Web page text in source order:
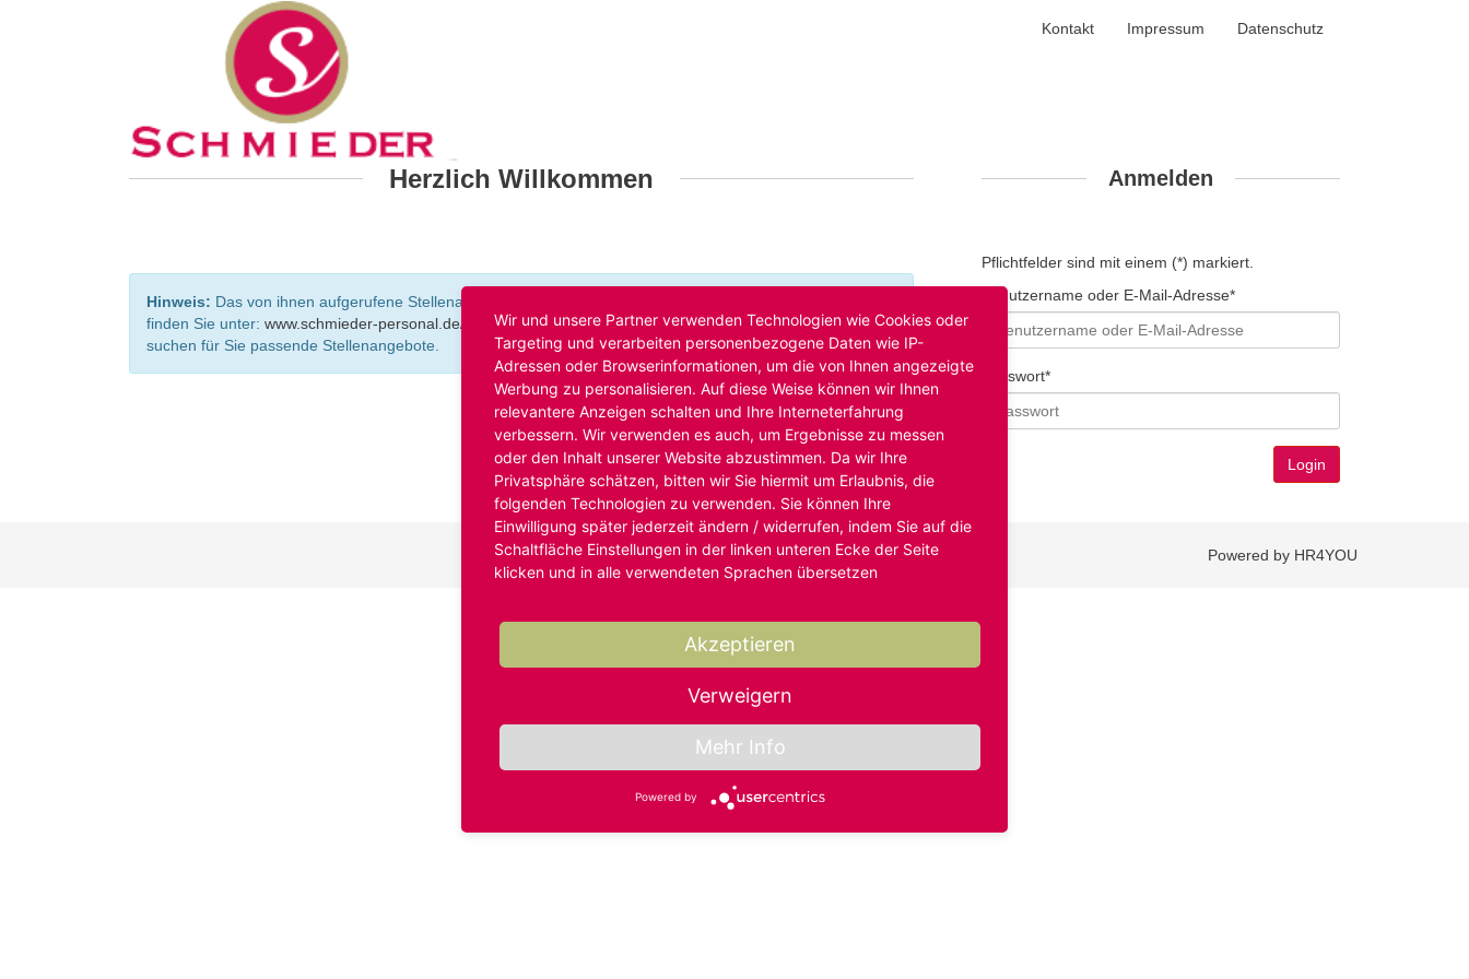
Kontakt Impressum Datenschutz
Herzlich Willkommen
Hinweis: Das von ihnen aufgerufene Stellenangebot ist bereits ausgelaufen. Alternative Stellenanzeigen
finden Sie unter: www.schmieder-personal.de/stellenangebote. Oder Sie bewerben sichinitiativund wir
suchen für Sie passende Stellenangebote.
Anmelden
Pflichtfelder sind mit einem (*) markiert.
Benutzername oder E-Mail-Adresse*
Passwort*
Powered by HR4YOU
Wir und unsere Partner verwenden Technologien wie Cookies oder
Targeting und verarbeiten personenbezogene Daten wie IP-
Adressen oder Browserinformationen, um die von Ihnen angezeigte
Werbung zu personalisieren. Auf diese Weise können wir Ihnen
relevantere Anzeigen schalten und Ihre Interneterfahrung
verbessern. Wir verwenden es auch, um Ergebnisse zu messen
oder den Inhalt unserer Website abzustimmen. Da wir Ihre
Privatsphäre schätzen, bitten wir Sie hiermit um Erlaubnis, die
folgenden Technologien zu verwenden. Sie können Ihre
Einwilligung später jederzeit ändern / widerrufen, indem Sie auf die
Schaltfläche Einstellungen in der linken unteren Ecke der Seite
klicken und in alle verwendeten Sprachen übersetzen
Akzeptieren
Verweigern
Mehr Info
Powered by